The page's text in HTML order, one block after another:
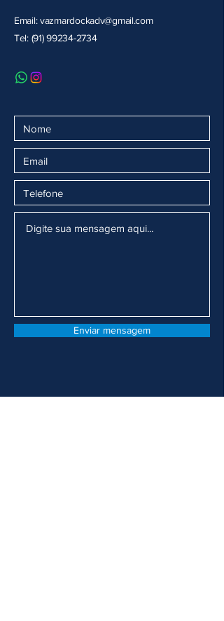
Email:vazmardockadv@gmail.com
Tel: (91) 99234-2734
Enviar mensagem